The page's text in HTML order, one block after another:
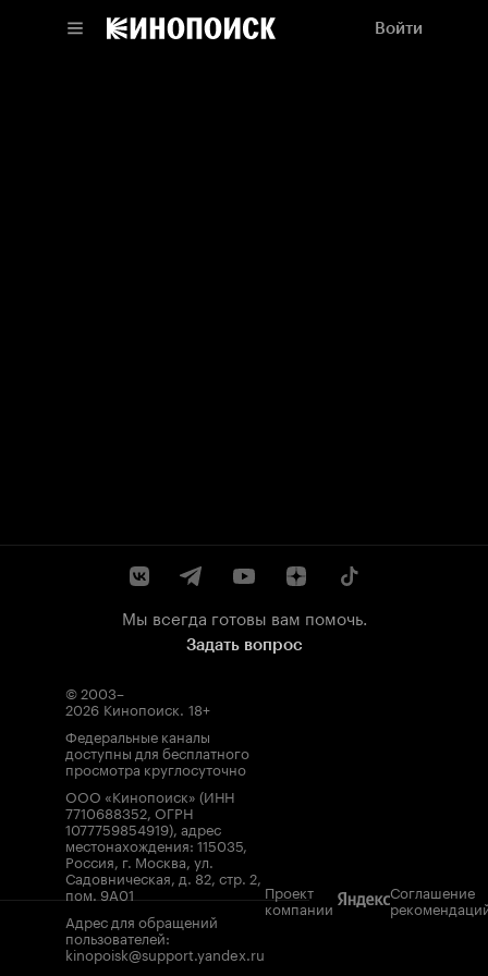
Войти
Мы всегда готовы вам помочь.
Задать вопрос
© 2003–
2026 Кинопоиск. 18+
Федеральные каналы
доступны для бесплатного
просмотра круглосуточно
ООО «Кинопоиск» (ИНН
7710688352, ОГРН
1077759854919), адрес
местонахождения: 115035,
Россия, г. Москва, ул.
Садовническая, д. 82, стр. 2,
пом. 9А01
Адрес для обращений
пользователей:
kinopoisk@support.yandex.ru
Проект
компании
Соглашение